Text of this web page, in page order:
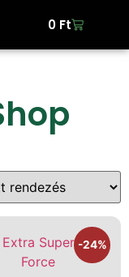
0 Ft
-24%